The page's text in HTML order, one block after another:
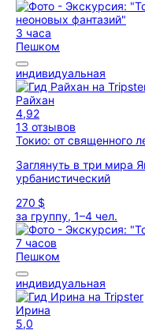
3 часа
Пешком
индивидуальная
Райхан
4,92
13 отзывов
Токио: от священного
Заглянуть в три мира
урбанистический
270 $
за группу, 1–4 чел.
7 часов
Пешком
индивидуальная
Ирина
5,0